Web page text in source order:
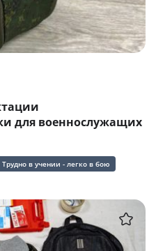
для военнослужащих
Трудно в учении - легко в бою